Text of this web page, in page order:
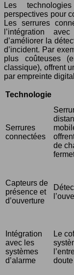
Les
perspectives pour
Les serrures
l’intégration
d’améliorer la
d’incident. Par
plus coûteuses
classique), offrent
par empreinte
Technologie
Serrures
connectées
de
Capteurs de
présence et
d’ouverture
Intégration
avec les
systèmes
d’alarme
Le